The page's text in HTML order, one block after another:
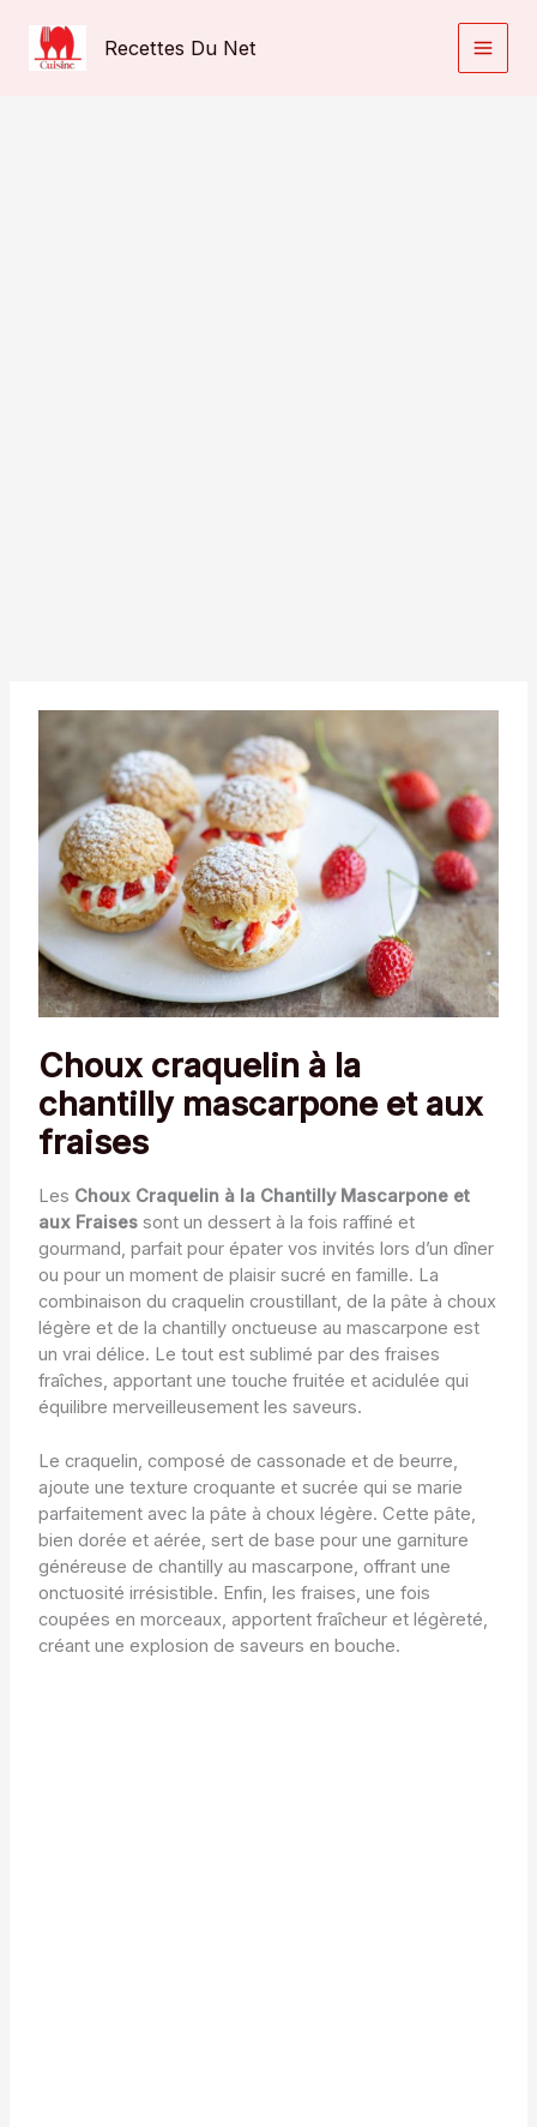
contenu
Recettes Du Net
Choux craquelin à la
chantilly mascarpone et aux
fraises
Les Choux Craquelin à la Chantilly Mascarpone et
aux Fraisessont un dessert à la fois raffiné et
gourmand, parfait pour épater vos invités lors d’un dîner
ou pour un moment de plaisir sucré en famille. La
combinaison du craquelin croustillant, de la pâte à choux
légère et de la chantilly onctueuse au mascarpone est
un vrai délice. Le tout est sublimé par des fraises
fraîches, apportant une touche fruitée et acidulée qui
équilibre merveilleusement les saveurs.
Le craquelin, composé de cassonade et de beurre,
ajoute une texture croquante et sucrée qui se marie
parfaitement avec la pâte à choux légère. Cette pâte,
bien dorée et aérée, sert de base pour une garniture
généreuse de chantilly au mascarpone, offrant une
onctuosité irrésistible. Enfin, les fraises, une fois
coupées en morceaux, apportent fraîcheur et légèreté,
créant une explosion de saveurs en bouche.